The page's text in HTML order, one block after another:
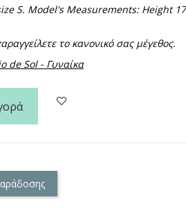
S. Model's Measurements: Height
το κανονικό σας μέγεθος.
de Sol - Γυναίκα